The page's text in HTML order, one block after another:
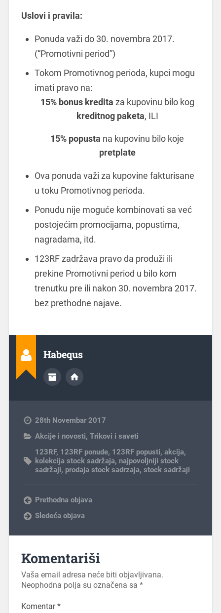
Uslovi i pravila:
Ponuda važi do 30. novembra 2017.
(“Promotivni period”)
Tokom Promotivnog perioda, kupci mogu
imati pravo na:
15% bonus kredita za kupovinu bilo kog
kreditnog paketa, ILI
15% popusta na kupovinu bilo koje
pretplate
Ova ponuda važi za kupovine fakturisane
u toku Promotivnog perioda.
Ponudu nije moguće kombinovati sa već
postojećim promocijama, popustima,
nagradama, itd.
123RF zadržava pravo da produži ili
prekine Promotivni period u bilo kom
trenutku pre ili nakon 30. novembra 2017.
bez prethodne najave.
Habequs
28th Novembar 2017
Akcije i novosti, Trikovi i saveti
123RF, 123RF ponude, 123RF popusti, akcija,
kolekcija stock sadržaja, najpovoljniji stock
sadržaji, prodaja stock sadrzaja, stock sadržaji
Prethodna objava
Sledeća objava
Komentariši
Vaša email adresa neće biti objavljivana.
Neophodna polja su označena sa *
Komentar*